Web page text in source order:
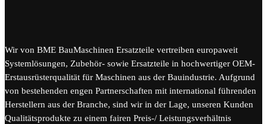
Wir von BME BauMaschinen Ersatzteile vertreiben europaweit
Systemlösungen, Zubehör- sowie Ersatzteile in hochwertiger OEM-
Erstausrüsterqualität für Maschinen aus der Bauindustrie. Aufgrund
von bestehenden engen Partnerschaften mit international führenden
Herstellern aus der Branche, sind wir in der Lage, unseren Kunden
Qualitätsprodukte zu einem fairen Preis-/ Leistungsverhältnis